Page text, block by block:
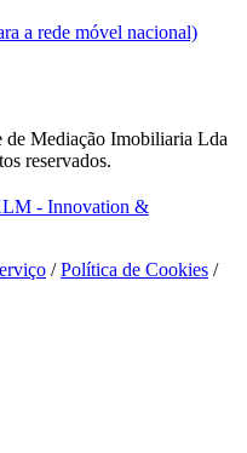
a rede móvel nacional)
de Mediação Imobiliaria Lda
reservados.
- Innovation &
/Política de Cookies /